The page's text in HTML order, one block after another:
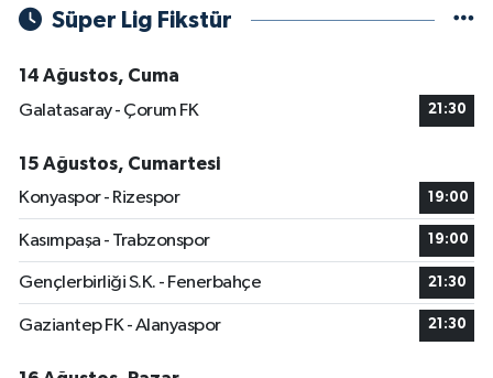
Süper Lig Fikstür
14 Ağustos, Cuma
Galatasaray - Çorum FK
21:30
15 Ağustos, Cumartesi
Konyaspor - Rizespor
19:00
Kasımpaşa - Trabzonspor 19:00
Gençlerbirliği S.K. - Fenerbahçe 21:30
Gaziantep FK - Alanyaspor 21:30